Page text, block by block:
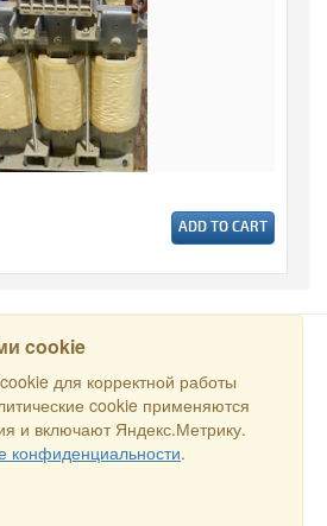
ADD TO CART
cookie
для корректной работы
cookie применяются
и включают Яндекс.Метрику.
конфиденциальности.
交易所“俄罗斯-新加坡商业理事会”. E-
, 地址: 俄罗斯，莫斯科，Malaya
Russia.
processing personal data